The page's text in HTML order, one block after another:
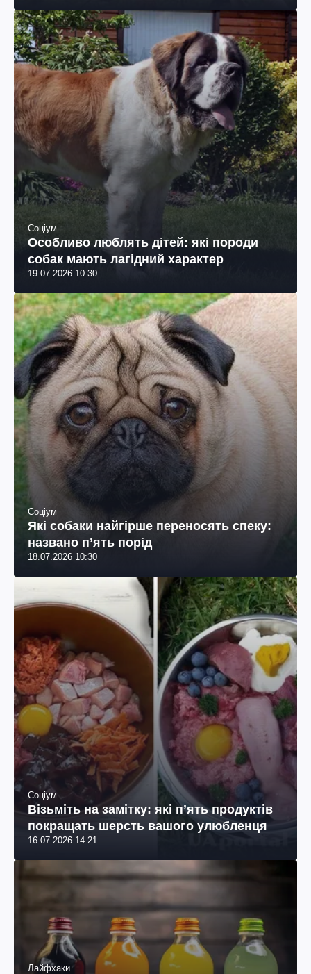
Соціум
Особливо люблять дітей: які породи
собак мають лагідний характер
19.07.2026 10:30
Соціум
Які собаки найгірше переносять спеку:
названо пʼять порід
18.07.2026 10:30
Соціум
Візьміть на замітку: які пʼять продуктів
покращать шерсть вашого улюбленця
16.07.2026 14:21
Лайфхаки